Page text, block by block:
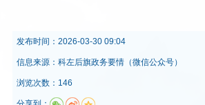
发布时间： 2026-03-30 09:04
信息来源： 科左后旗政务要情（微信公众号）
浏览次数：146